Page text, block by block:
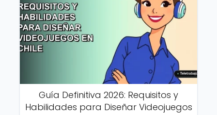
Guía Definitiva 2026: Requisitos y
Habilidades para Diseñar Videojuegos